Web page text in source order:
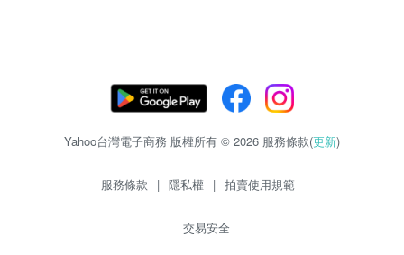
Yahoo台灣電子商務 版權所有 © 2026 服務條款(更新)
服務條款 | 隱私權 | 拍賣使用規範
交易安全